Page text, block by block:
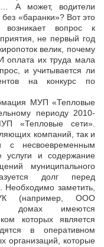
А может, водители
«баранки»? Вот это
вопрос к
не первый год
велик, почему
оплата их труда мала
и учитывается ли
на конкурс по
МУП «Тепловые
периоду 2010-
«Тепловые сети».
компаний, так и
несвоевременным
услуги и содержание
муниципального
долг перед
Необходимо заметить,
(например, ООО
домах имеются
которых является
в оперативном
организаций, которые